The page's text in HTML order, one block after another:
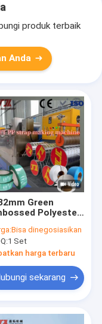
produk terbaik
Anda
Green
Polyester
Strapping Band
Dengan
Kontrol PLC
Bisa dinegosiasikan
1 Set
harga terbaru
sekarang